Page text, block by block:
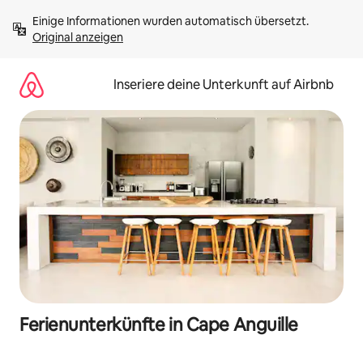
Inhalten
springenOriginal anzeigen
Inseriere deine Unterkunft auf Airbnb
Ferienunterkünfte in Cape Anguille